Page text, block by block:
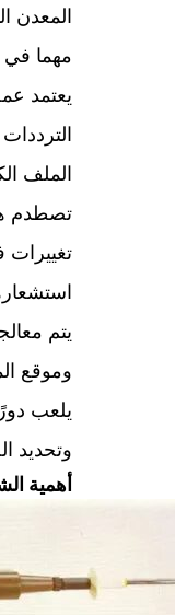
المعدن
مهما في
يعتمد
الملف
تصطدم
تغييرات
يتم
وموقع
يلعب
وتحديد
أهمية